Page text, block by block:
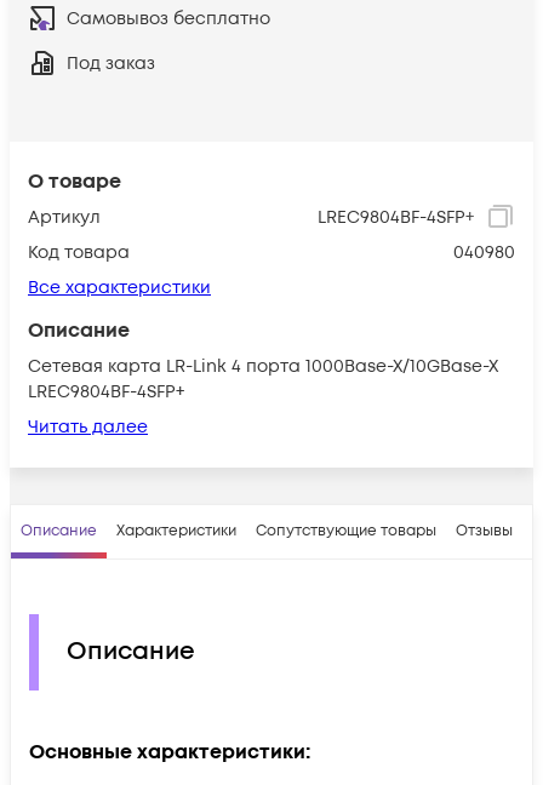
О товаре
Артикул
LREC9804BF-4SFP+
Код товара
040980
Все характеристики
Описание
Сетевая карта LR-Link 4 порта 1000Base-X/10GBase-X
LREC9804BF-4SFP+
Читать далее
Самовывоз бесплатно
Под заказ
Описание Характеристики Сопутствующие товары Отзывы
Описание
Основные характеристики: